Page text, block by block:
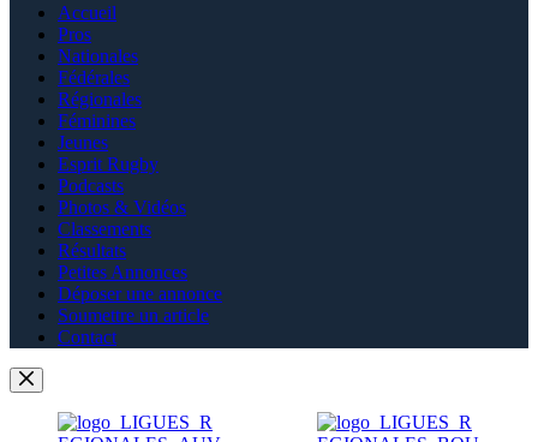
Accueil
Pros
Nationales
Fédérales
Régionales
Féminines
Jeunes
Esprit Rugby
Podcasts
Photos & Vidéos
Classements
Résultats
Petites Annonces
Déposer une annonce
Soumettre un article
Contact